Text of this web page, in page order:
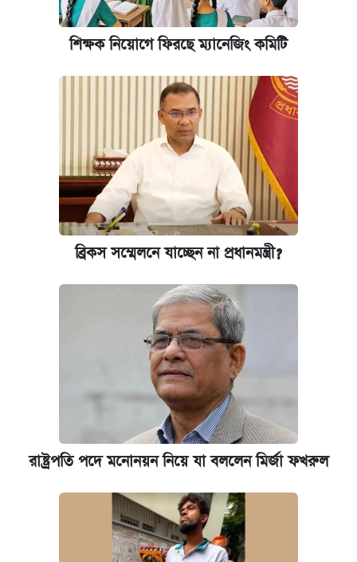
শিক্ষক নিয়োগে ফিরছে ম্যানেজিং কমিটি
ব্রিকস সম্মেলনে যাচ্ছেন না প্রধানমন্ত্রী?
রাষ্ট্রপতি পদে মনোনয়ন নিয়ে যা বললেন মির্জা ফখরুল